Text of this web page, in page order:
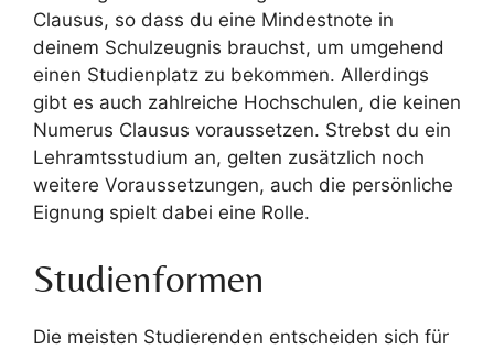
Clausus, so dass du eine Mindestnote in
deinem Schulzeugnis brauchst, um umgehend
einen Studienplatz zu bekommen. Allerdings
gibt es auch zahlreiche Hochschulen, die keinen
Numerus Clausus voraussetzen. Strebst du ein
Lehramtsstudium an, gelten zusätzlich noch
weitere Voraussetzungen, auch die persönliche
Eignung spielt dabei eine Rolle.
Studienformen
Die meisten Studierenden entscheiden sich für